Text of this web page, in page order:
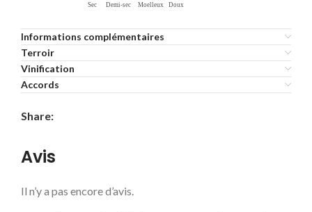
Informations complémentaires
Terroir
Vinification
Accords
Share:
Avis
Il n’y a pas encore d’avis.